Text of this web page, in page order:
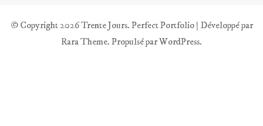
© Copyright 2026Trente Jours. Perfect Portfolio | Développé par
Rara Theme. Propulsé parWordPress.